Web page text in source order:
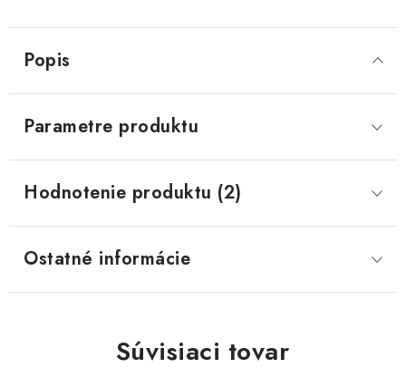
Popis
Parametre produktu
Hodnotenie produktu (2)
Ostatné informácie
Súvisiaci tovar